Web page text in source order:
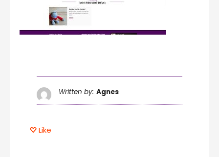
Written by: Agnes
Like